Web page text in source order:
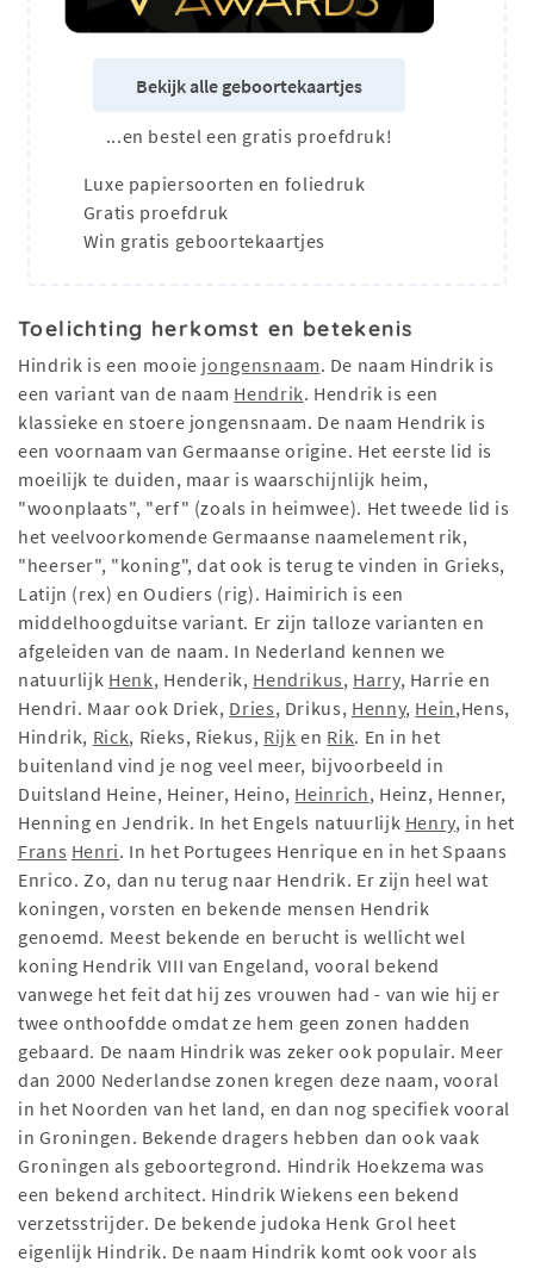
Bekijk alle geboortekaartjes
...en bestel een gratis proefdruk!
Luxe papiersoorten en foliedruk
Gratis proefdruk
Win gratis geboortekaartjes
Toelichting herkomst en betekenis
Hindrik is een mooie jongensnaam. De naam Hindrik is
een variant van de naam Hendrik. Hendrik is een
klassieke en stoere jongensnaam. De naam Hendrik is
een voornaam van Germaanse origine. Het eerste lid is
moeilijk te duiden, maar is waarschijnlijk heim,
"woonplaats", "erf" (zoals in heimwee). Het tweede lid is
het veelvoorkomende Germaanse naamelement rik,
"heerser", "koning", dat ook is terug te vinden in Grieks,
Latijn (rex) en Oudiers (rig). Haimirich is een
middelhoogduitse variant. Er zijn talloze varianten en
afgeleiden van de naam. In Nederland kennen we
natuurlijk Henk, Henderik, Hendrikus, Harry, Harrie en
Hendri. Maar ook Driek, Dries, Drikus, Henny, Hein,Hens,
Hindrik, Rick, Rieks, Riekus, Rijk en Rik. En in het
buitenland vind je nog veel meer, bijvoorbeeld in
Duitsland Heine, Heiner, Heino, Heinrich, Heinz, Henner,
Henning en Jendrik. In het Engels natuurlijk Henry, in het
Frans Henri. In het Portugees Henrique en in het Spaans
Enrico. Zo, dan nu terug naar Hendrik. Er zijn heel wat
koningen, vorsten en bekende mensen Hendrik
genoemd. Meest bekende en berucht is wellicht wel
koning Hendrik VIII van Engeland, vooral bekend
vanwege het feit dat hij zes vrouwen had - van wie hij er
twee onthoofdde omdat ze hem geen zonen hadden
gebaard. De naam Hindrik was zeker ook populair. Meer
dan 2000 Nederlandse zonen kregen deze naam, vooral
in het Noorden van het land, en dan nog specifiek vooral
in Groningen. Bekende dragers hebben dan ook vaak
Groningen als geboortegrond. Hindrik Hoekzema was
een bekend architect. Hindrik Wiekens een bekend
verzetsstrijder. De bekende judoka Henk Grol heet
eigenlijk Hindrik. De naam Hindrik komt ook voor als